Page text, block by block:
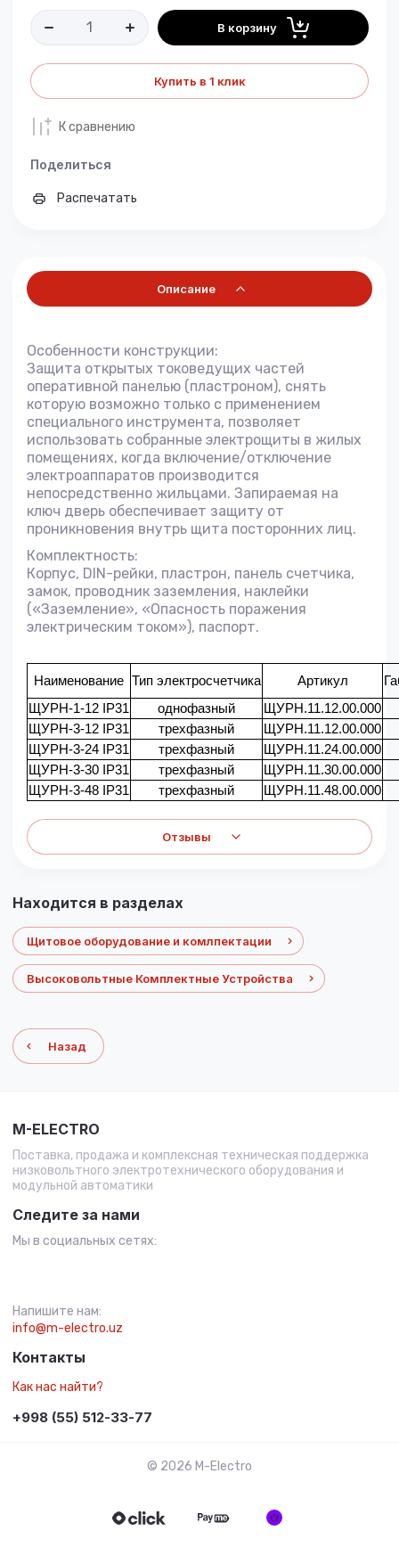
В корзину
Купить в 1 клик
К сравнению
Поделиться
Распечатать
Описание
Особенности конструкции:
Защита открытых токоведущих частей
оперативной панелью (пластроном), снять
которую возможно только с применением
специального инструмента, позволяет
использовать собранные электрощиты в жилых
помещениях, когда включение/отключение
электроаппаратов производится
непосредственно жильцами. Запираемая на
ключ дверь обеспечивает защиту от
проникновения внутрь щита посторонних лиц.
Комплектность:
Корпус, DIN-рейки, пластрон, панель счетчика,
замок, проводник заземления, наклейки
(«Заземление», «Опасность поражения
электрическим током»), паспорт.
Наименование Тип электросчетчика Артикул
ЩУРН-1-12 IP31
однофазный
ЩУРН.11.12.00.000
ЩУРН-3-12 IP31
трехфазный
ЩУРН.11.12.00.000
ЩУРН-3-24 IP31
трехфазный
ЩУРН.11.24.00.000
ЩУРН-3-30 IP31
трехфазный
ЩУРН.11.30.00.000
ЩУРН-3-48 IP31
трехфазный ЩУРН.11.48.00.000
Отзывы
Находится в разделах
Щитовое оборудование и комлпектации
Высоковольтные Комплектные Устройства
Назад
M-ELECTRO
Поставка, продажа и комплексная техническая поддержка
низковольтного электротехнического оборудования и
модульной автоматики
Следите за нами
Мы в социальных сетях:
Напишите нам:
info@m-electro.uz
Контакты
Как нас найти?
+998 (55) 512-33-77
© 2026 M-Electro